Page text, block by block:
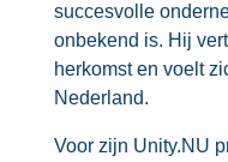
succesvolle
onbekend is. Hij
herkomst en voelt
Nederland.
Voor zijn Unity.NU